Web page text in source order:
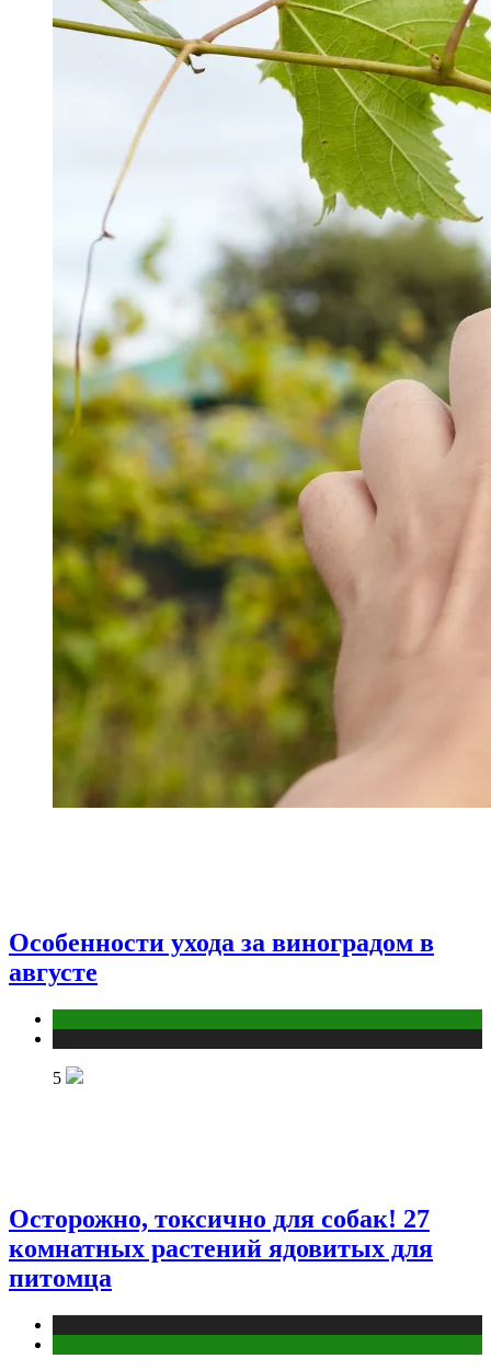
Особенности ухода за виноградом в
августе
5
Осторожно, токсично для собак! 27
комнатных растений ядовитых для
питомца